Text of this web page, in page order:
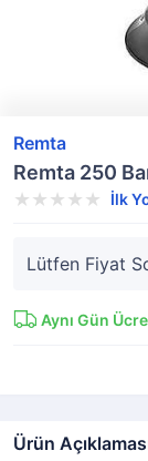
Remta
Remta 250
İlk
Lütfen Fiyat
Aynı Gün
Ürün